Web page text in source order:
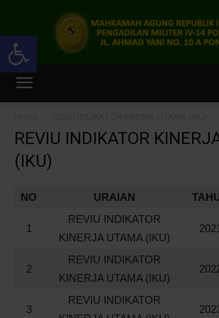
Open toolbar
IV-
14
REVIU INDIKATOR
(IKU)
NO URAIAN
1
REVIU INDIKATOR
KINERJA UTAMA (IKU)
2021
2
REVIU INDIKATOR
KINERJA UTAMA (IKU)
3
REVIU INDIKATOR